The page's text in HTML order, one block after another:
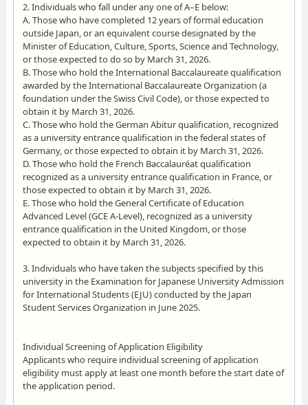
2. Individuals who fall under any one of A–E below:
A. Those who have completed 12 years of formal education
outside Japan, or an equivalent course designated by the
Minister of Education, Culture, Sports, Science and Technology,
or those expected to do so by March 31, 2026.
B. Those who hold the International Baccalaureate qualification
awarded by the International Baccalaureate Organization (a
foundation under the Swiss Civil Code), or those expected to
obtain it by March 31, 2026.
C. Those who hold the German Abitur qualification, recognized
as a university entrance qualification in the federal states of
Germany, or those expected to obtain it by March 31, 2026.
D. Those who hold the French Baccalauréat qualification
recognized as a university entrance qualification in France, or
those expected to obtain it by March 31, 2026.
E. Those who hold the General Certificate of Education
Advanced Level (GCE A-Level), recognized as a university
entrance qualification in the United Kingdom, or those
expected to obtain it by March 31, 2026.
3. Individuals who have taken the subjects specified by this
university in the Examination for Japanese University Admission
for International Students (EJU) conducted by the Japan
Student Services Organization in June 2025.
Individual Screening of Application Eligibility
Applicants who require individual screening of application
eligibility must apply at least one month before the start date of
the application period.